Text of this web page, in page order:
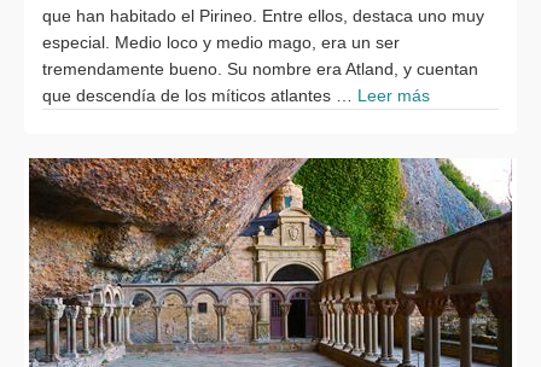
que han habitado el Pirineo. Entre ellos, destaca uno muy
especial. Medio loco y medio mago, era un ser
tremendamente bueno. Su nombre era Atland, y cuentan
que descendía de los míticos atlantes … Leer más